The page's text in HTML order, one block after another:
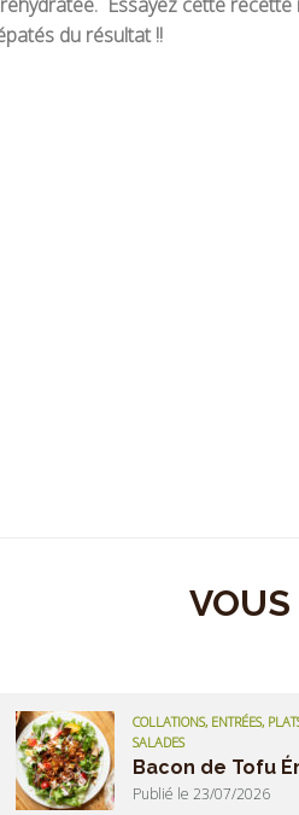
du résultat !!
VOUS
COLLATIONS, ENTRÉES,
SALADES
Bacon de Tofu
Publié le 23/07/2026